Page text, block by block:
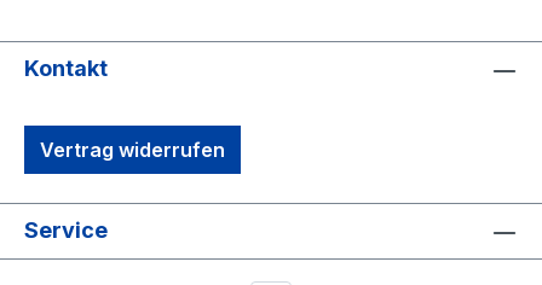
Kontakt
Vertrag widerrufen
Service